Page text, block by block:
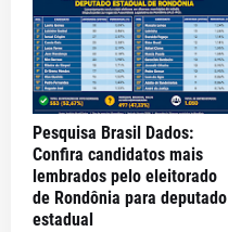
Pesquisa Brasil Dados:
Confira candidatos mais
lembrados pelo eleitorado
de Rondônia para deputado
estadual